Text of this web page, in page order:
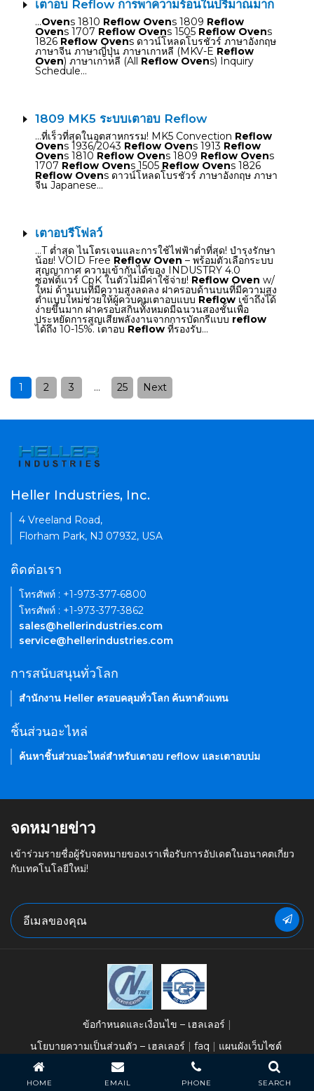
เตาอบ Reflow การพาความร้อนในปริมาณมาก
…Ovens 1810 Reflow Ovens 1809 Reflow
Ovens 1707 Reflow Ovens 1505 Reflow Ovens
1826 Reflow Ovens ดาวน์โหลดโบรชัวร์ ภาษาอังกฤษ
ภาษาจีน ภาษาญี่ปุ่น ภาษาเกาหลี (MKV-E Reflow
Oven) ภาษาเกาหลี (All Reflow Ovens) Inquiry
Schedule…
1809 MK5 ระบบเตาอบ Reflow
…ที่เร็วที่สุดในอุตสาหกรรม! MK5 Convection Reflow
Ovens 1936/2043 Reflow Ovens 1913 Reflow
Ovens 1810 Reflow Ovens 1809 Reflow Ovens
1707 Reflow Ovens 1505 Reflow Ovens 1826
Reflow Ovens ดาวน์โหลดโบรชัวร์ ภาษาอังกฤษ ภาษา
จีน Japanese…
เตาอบรีโฟลว์
…T ต่ำสุด ไนโตรเจนและการใช้ไฟฟ้าต่ำที่สุด! บำรุงรักษา
น้อย! VOID Free Reflow Oven – พร้อมตัวเลือกระบบ
สุญญากาศ ความเข้ากันได้ของ INDUSTRY 4.0
ซอฟต์แวร์ CpK ในตัวไม่มีค่าใช้จ่าย! Reflow Oven w/
ใหม่ ด้านบนที่มีความสูงลดลง ฝาครอบด้านบนที่มีความสูง
ต่ำแบบใหม่ช่วยให้ผู้ควบคุมเตาอบแบบ Reflow เข้าถึงได้
ง่ายขึ้นมาก ฝาครอบสกินทั้งหมดมีฉนวนสองชั้นเพื่อ
ประหยัดการสูญเสียพลังงานจากการบัดกรีแบบ reflow
ได้ถึง 10-15%. เตาอบ Reflow ที่รองรับ…
Posts
1 2 3 … 25 Next
HOME EMAIL PHONE SEARCH
Heller Industries, Inc.
4 Vreeland Road,
Florham Park, NJ 07932, USA
ติดต่อเรา
โทรศัพท์ : +1-973-377-6800
โทรศัพท์ : +1-973-377-3862
sales@hellerindustries.com
service@hellerindustries.com
การสนับสนุนทั่วโลก
สำนักงาน Heller ครอบคลุมทั่วโลก ค้นหาตัวแทน
ชิ้นส่วนอะไหล่
ค้นหาชิ้นส่วนอะไหล่สำหรับเตาอบ reflow และเตาอบบ่ม
จดหมายข่าว
เข้าร่วมรายชื่อผู้รับจดหมายของเราเพื่อรับการอัปเดตในอนาคตเกี่ยว
กับเทคโนโลยีใหม่!
ข้อกำหนดและเงื่อนไข – เฮลเลอร์
นโยบายความเป็นส่วนตัว – เฮลเลอร์
faq แผนผังเว็บไซต์
ลิขสิทธิ์ 2026 Heller Industries, Inc.